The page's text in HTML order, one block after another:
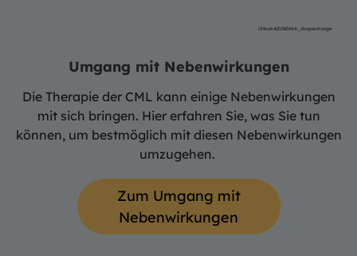
iStock-621360614_shapecharge
Umgang mit Nebenwirkungen
Die Therapie der CML kann einige Nebenwirkungen
mit sich bringen. Hier erfahren Sie, was Sie tun
können, um bestmöglich mit diesen Nebenwirkungen
umzugehen.
Zum Umgang mit
Nebenwirkungen